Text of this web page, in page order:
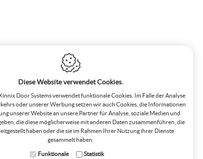
Diese Website verwendet Cookies.
Door Systems verwendet funktionale Cookies. Im Falle der Analyse
oder unserer Werbung setzen wir auch Cookies, die Informationen
unserer Website an unsere Partner für Analyse, soziale Medien und
die diese möglicherweise mit anderen Daten zusammenführen, die
haben oder die sie im Rahmen Ihrer Nutzung ihrer Dienste
gesammelt haben.
Funktionale Statistik